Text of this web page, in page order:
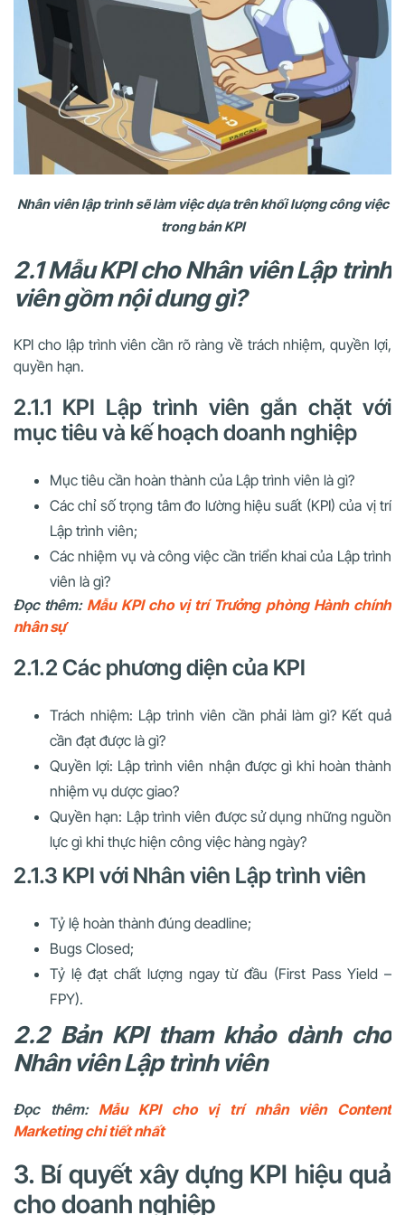
Nhân viên lập trình sẽ làm việc dựa trên khối lượng công việc
trong bản KPI
2.1 Mẫu KPI cho Nhân viên Lập trình
viên gồm nội dung gì?
KPI cho lập trình viên cần rõ ràng về trách nhiệm, quyền lợi,
quyền hạn.
2.1.1 KPI Lập trình viên gắn chặt với
mục tiêu và kế hoạch doanh nghiệp
Mục tiêu cần hoàn thành của Lập trình viên là gì?
Các chỉ số trọng tâm đo lường hiệu suất (KPI) của vị trí
Lập trình viên;
Các nhiệm vụ và công việc cần triển khai của Lập trình
viên là gì?
Đọc thêm: Mẫu KPI cho vị trí Trưởng phòng Hành chính
nhân sự
2.1.2 Các phương diện của KPI
Trách nhiệm: Lập trình viên cần phải làm gì? Kết quả
cần đạt được là gì?
Quyền lợi: Lập trình viên nhận được gì khi hoàn thành
nhiệm vụ dược giao?
Quyền hạn: Lập trình viên được sử dụng những nguồn
lực gì khi thực hiện công việc hàng ngày?
2.1.3 KPI với Nhân viên Lập trình viên
Tỷ lệ hoàn thành đúng deadline;
Bugs Closed;
Tỷ lệ đạt chất lượng ngay từ đầu (First Pass Yield –
FPY).
2.2 Bản KPI tham khảo dành cho
Nhân viên Lập trình viên
Đọc thêm: Mẫu KPI cho vị trí nhân viên Content
Marketing chi tiết nhất
3. Bí quyết xây dựng KPI hiệu quả
cho doanh nghiệp